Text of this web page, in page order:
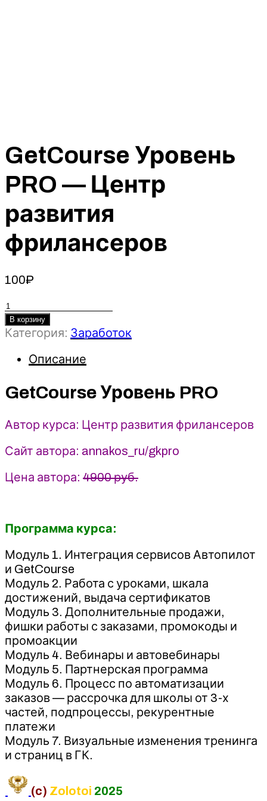
GetCourse Уровень
PRO — Центр
развития
фрилансеров
100₽
Количество
товара
GetCourse
PRO
Центр
развития
В корзину
Категория: Заработок
Описание
GetCourse Уровень PRO
Автор курса: Центр развития фрилансеров
Сайт автора: annakos_ru/gkpro
Цена автора: 4900 руб.
Программа курса:
Модуль 1. Интеграция сервисов Автопилот
и GetCourse
Модуль 2. Работа с уроками, шкала
достижений, выдача сертификатов
Модуль 3. Дополнительные продажи,
фишки работы с заказами, промокоды и
промоакции
Модуль 4. Вебинары и автовебинары
Модуль 5. Партнерская программа
Модуль 6. Процесс по автоматизации
заказов — рассрочка для школы от 3-х
частей, подпроцессы, рекурентные
платежи
Модуль 7. Визуальные изменения тренинга
и страниц в ГК.
(c) Zolotoi 2025